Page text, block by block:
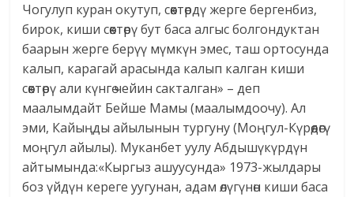
Чогулуп куран окутуп, сөөктөрдү жерге бергенбиз,
бирок, киши сөөктөрү бут баса алгыс болгондуктан
баарын жерге берүү мүмкүн эмес, таш ортосунда
калып, карагай арасында калып калган киши
сөөктөрү али күнгө чейин сакталган» – деп
маалымдайт Бейше Мамы (маалымдоочу). Ал
эми, Кайыңды айылынын тургуну (Моңгул-Күрөөдөгү
моңгул айылы). Муканбет уулу Абдышүкүрдүн
айтымында:«Кыргыз ашуусунда» 1973-жылдары
боз үйдүн кереге уугунан, адам өлүгүнөн киши баса